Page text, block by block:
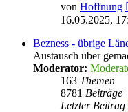
von Hoffnung
16.05.2025,
Bezness - übrige
Austausch über
Moderator:
163 Themen
8781 Beiträge
Letzter Beitrag